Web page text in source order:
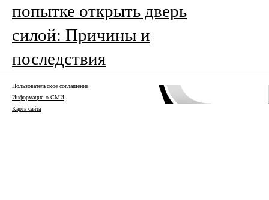
попытке открыть дверь
силой: Причины и
последствия
Пользовательское соглашение
Информация о СМИ
Карта сайта